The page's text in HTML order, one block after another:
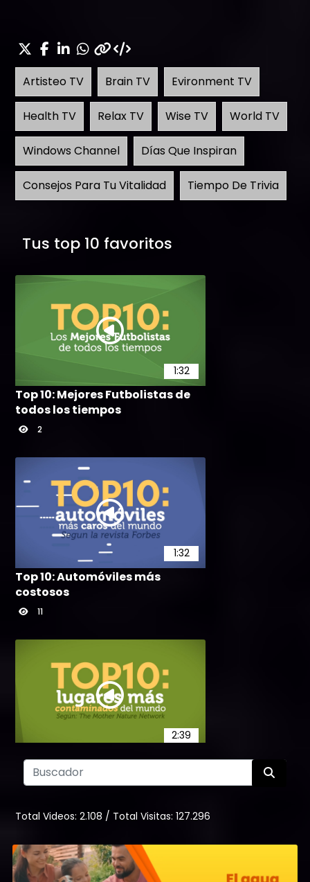
Artisteo TV Brain TV Evironment TV
Health TV Relax TV Wise TV World TV
Windows Channel Días Que Inspiran
Consejos Para Tu Vitalidad Tiempo De Trivia
Tus top 10 favoritos
1:32
Top 10: Mejores Futbolistas de
todos los tiempos
2
1:32
Top 10: Automóviles más
costosos
11
2:39
Top 10: Lugares más
contaminados del mundo
Total Videos: 2.108 / Total Visitas: 127.296